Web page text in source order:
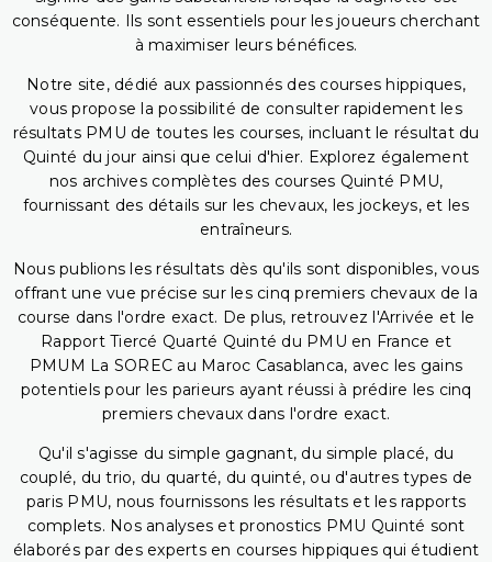
conséquente. Ils sont essentiels pour les joueurs cherchant
à maximiser leurs bénéfices.
Notre site, dédié aux passionnés des courses hippiques,
vous propose la possibilité de consulter rapidement les
résultats PMU de toutes les courses, incluant le résultat du
Quinté du jour ainsi que celui d'hier. Explorez également
nos archives complètes des courses Quinté PMU,
fournissant des détails sur les chevaux, les jockeys, et les
entraîneurs.
Nous publions les résultats dès qu'ils sont disponibles, vous
offrant une vue précise sur les cinq premiers chevaux de la
course dans l'ordre exact. De plus, retrouvez l'Arrivée et le
Rapport Tiercé Quarté Quinté du PMU en France et
PMUM La SOREC au Maroc Casablanca, avec les gains
potentiels pour les parieurs ayant réussi à prédire les cinq
premiers chevaux dans l'ordre exact.
Qu'il s'agisse du simple gagnant, du simple placé, du
couplé, du trio, du quarté, du quinté, ou d'autres types de
paris PMU, nous fournissons les résultats et les rapports
complets. Nos analyses et pronostics PMU Quinté sont
élaborés par des experts en courses hippiques qui étudient